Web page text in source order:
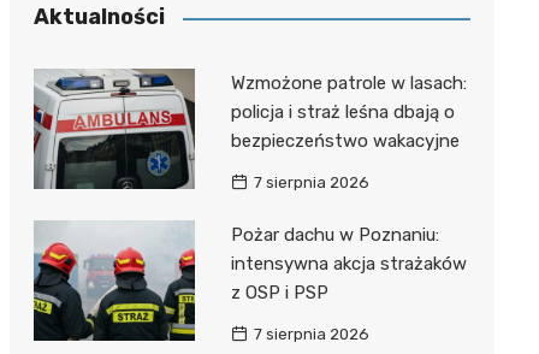
Aktualności
Wzmożone patrole w lasach:
policja i straż leśna dbają o
bezpieczeństwo wakacyjne
7 sierpnia 2026
Pożar dachu w Poznaniu:
intensywna akcja strażaków
z OSP i PSP
7 sierpnia 2026